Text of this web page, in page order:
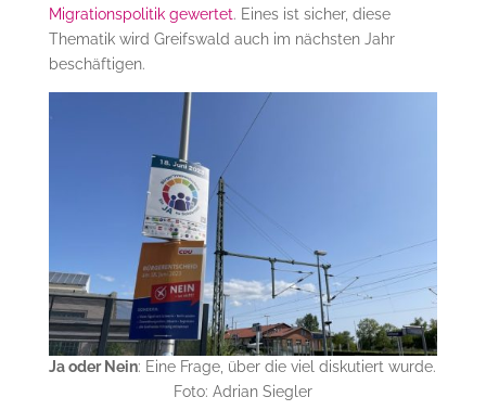
Migrationspolitik gewertet. Eines ist sicher, diese
Thematik wird Greifswald auch im nächsten Jahr
beschäftigen.
Ja oder Nein: Eine Frage, über die viel diskutiert wurde.
Foto: Adrian Siegler